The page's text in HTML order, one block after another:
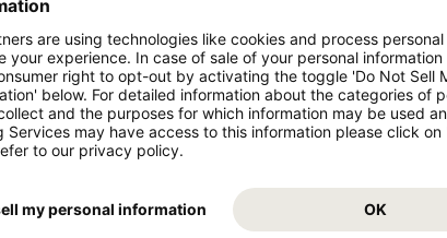
Airbus Industries Toulouse, Frankreich
1 Flugkapitän, 1 Copilot, 1 Purser, 4 Flugbegleiter
210 bzw. 220 Sitze, davon bis zu 24 in der Business
Buchbare XL-Seats mit mehr Beinfreiheit
Start 280 km/h, Reise 840 km/h, Landung 262 km/h